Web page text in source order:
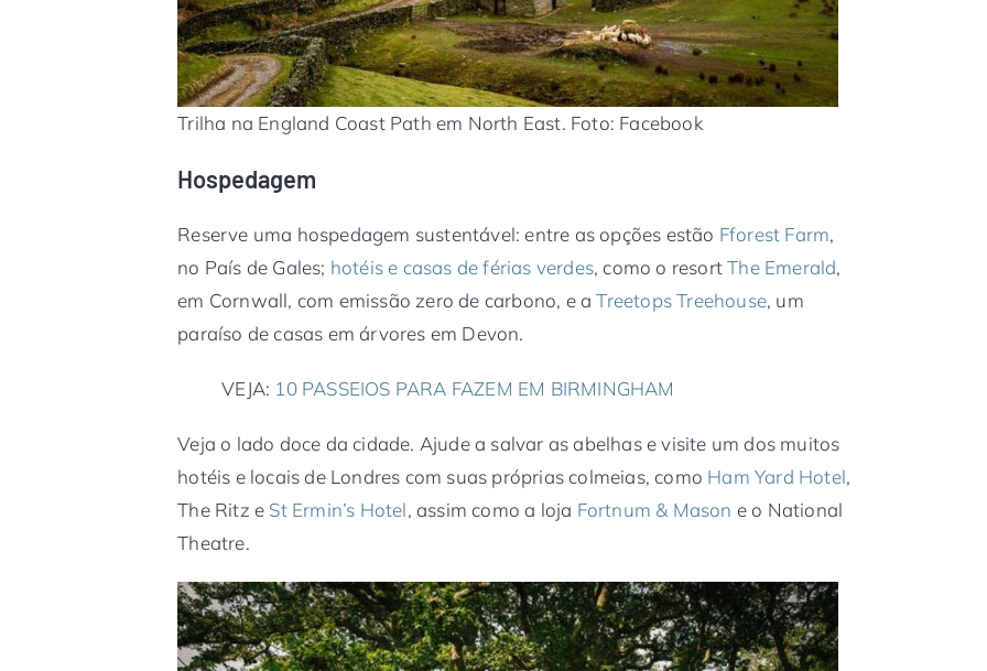
Trilha na England Coast Path em North East. Foto: Facebook
Hospedagem
Reserve uma hospedagem sustentável: entre as opções estão Fforest Farm,
no País de Gales; hotéis e casas de férias verdes, como o resortThe Emerald,
em Cornwall, com emissão zero de carbono, e aTreetops Treehouse, um
paraíso de casas em árvores em Devon.
VEJA: 10 PASSEIOS PARA FAZEM EM BIRMINGHAM
Veja o lado doce da cidade. Ajude a salvar as abelhas e visite um dos muitos
hotéis e locais de Londres com suas próprias colmeias, como Ham Yard Hotel,
The Ritz e St Ermin’s Hotel, assim como a loja Fortnum & Mason e o National
Theatre.